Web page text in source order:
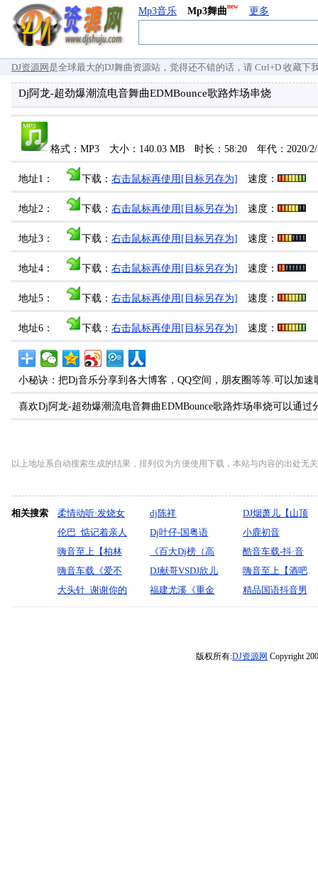
Mp3音乐 Mp3舞曲new 更多
DJ资源网 是全球最大的DJ舞曲资源站，觉得还不错的话，请 Ctrl+D 收藏下
Dj阿龙-超劲爆潮流电音舞曲EDMBounce歌路炸场串烧
格式：MP3 大小：140.03 MB 时长：58:20 年代：
地址1： 下载： 右击鼠标再使用[目标另存为] 速度：
地址2： 下载： 右击鼠标再使用[目标另存为] 速度：
地址3： 下载： 右击鼠标再使用[目标另存为] 速度：
地址4： 下载： 右击鼠标再使用[目标另存为] 速度：
地址5： 下载： 右击鼠标再使用[目标另存为] 速度：
地址6： 下载： 右击鼠标再使用[目标另存为] 速度：
小秘诀：把Dj音乐分享到各大博客，QQ空间，朋友圈等等.可以加速
喜欢Dj阿龙-超劲爆潮流电音舞曲EDMBounce歌路炸场串烧可以通
以上地址系自动搜索生成的结果，排列仅为方便使用下载，本站与内容的出处无
相关搜索
柔情动听·发烧女
声《你是我的传
说》车载大碟-酷
音领域-dj贝奇
mix
dj陈祥
DJ烟萧儿【山顶
上的歌-岁月神
偷-往后余生》火
爆动感精品串烧
伦巴_惦记着亲人
盼团圆【肖雨
蒙】-宝剑制作
Dj叶仔-国粤语
Electro近期热播
姑娘别哭泣vs有
一种爱叫做放手
小鹿初音
《140BPM能飚
200迈的爱车·这
孩子疯了·功夫
嗨音至上【柏林
之声车载旗舰店2
季·越南鼓汽车音
《百大Dj榜（高
质量VinaHouse)
电音串烧7》
酷音车载-抖·音
最火动感DJ《情
网人心经得起几
嗨音车载《爱不
释手【唞音热播
DJ献哥VSDJ欣儿
mix2025新春贺
嗨音至上【酒吧
中场高端大气榜
大头针_谢谢你的
福建尤溪《重金
精品国语抖音男
版权所有:DJ资源网 Copyright